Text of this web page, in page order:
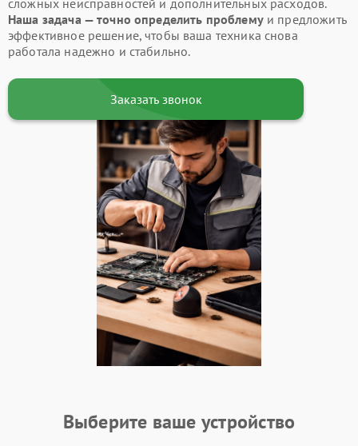
Наша задача — точно определить проблемуи предложить
эффективное решение, чтобы ваша техника снова
работала надежно и стабильно.
Заказать звонок
Выберите ваше устройство